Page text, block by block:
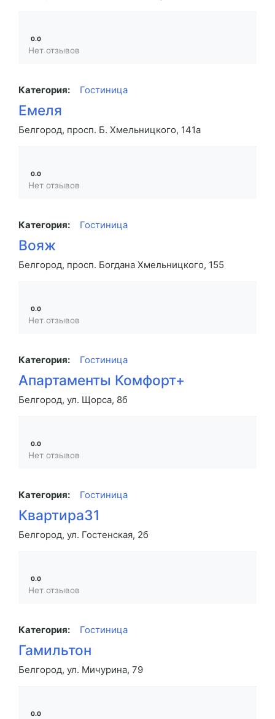
0.0
Нет отзывов
Категория: Гостиница
Емеля
Белгород, просп. Б. Хмельницкого, 141а
0.0
Нет отзывов
Категория: Гостиница
Вояж
Белгород, просп. Богдана Хмельницкого, 155
0.0
Нет отзывов
Категория: Гостиница
Апартаменты Комфорт+
Белгород, ул. Щорса, 8б
0.0
Нет отзывов
Категория: Гостиница
Квартира31
Белгород, ул. Гостенская, 2б
0.0
Нет отзывов
Категория: Гостиница
Гамильтон
Белгород, ул. Мичурина, 79
0.0